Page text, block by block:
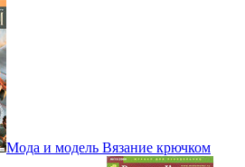
Мода и модель Вязание крючком